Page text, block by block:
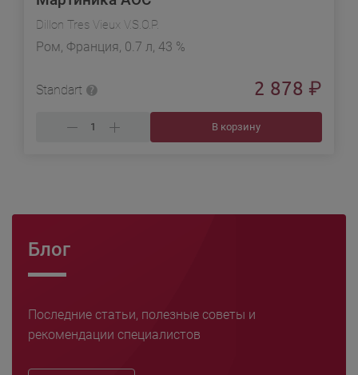
Dillon Tres Vieux V.S.O.P.
Ром, Франция, 0.7 л, 43 %
Standart 2 878 ₽
В корзину
Блог
Последние статьи, полезные советы и
рекомендации специалистов